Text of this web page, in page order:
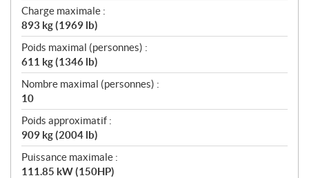
Charge maximale :
893 kg (1969 lb)
Poids maximal (personnes) :
611 kg (1346 lb)
Nombre maximal (personnes) :
10
Poids approximatif :
909 kg (2004 lb)
Puissance maximale :
111.85 kW (150HP)